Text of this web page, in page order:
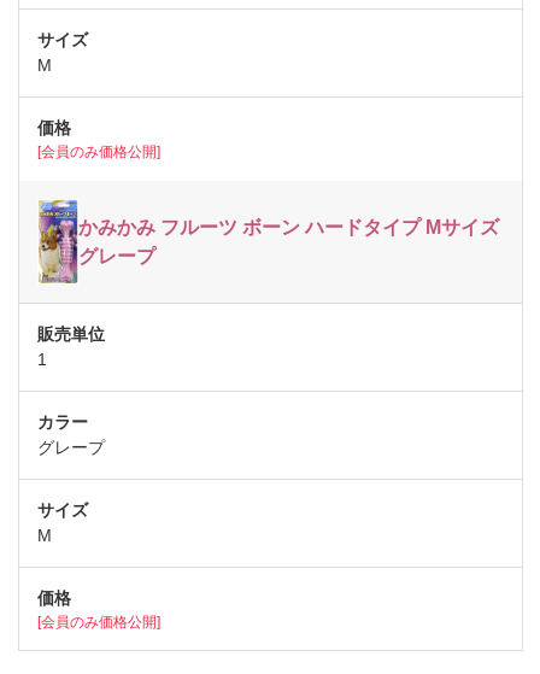
M
[会員のみ価格公開]
かみかみ フルーツ ボーン ハードタイプ Mサイズ
グレープ
1
グレープ
M
[会員のみ価格公開]